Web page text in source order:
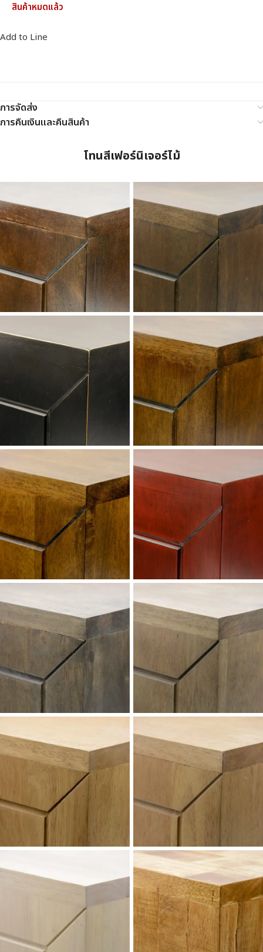
สินค้าหมดแล้ว
Add to Line
การจัดส่ง
การคืนเงินและคืนสินค้า
โทนสีเฟอร์นิเจอร์ไม้